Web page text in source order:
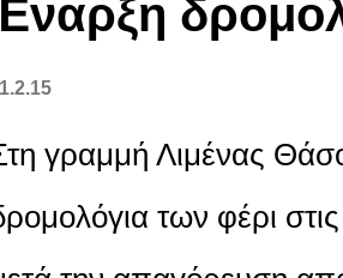
γραμμή Λιμένας
των φέρι